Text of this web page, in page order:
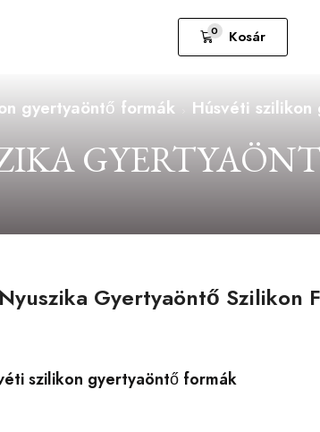
0 Kosár
gyertyaöntő formák Húsvéti
Gyertyaöntő Szilikon
szilikon gyertyaöntő formák